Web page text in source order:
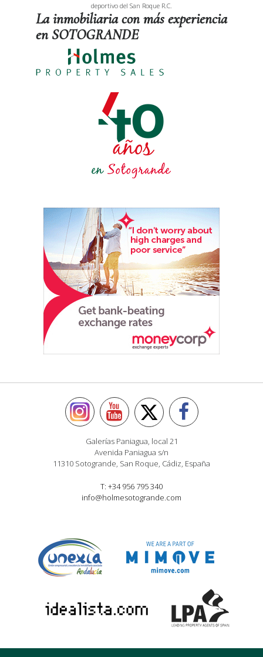
La inmobiliaria con más experiencia
en SOTOGRANDE
deportivo del San Roque R.C.
Galerías Paniagua, local 21
Avenida Paniagua s/n
11310 Sotogrande, San Roque, Cádiz, España
T: +34 956 795 340
info@holmesotogrande.com